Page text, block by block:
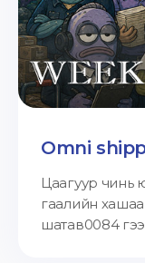
Omni
Цаагуур чинь
гаалийн
шатав0084